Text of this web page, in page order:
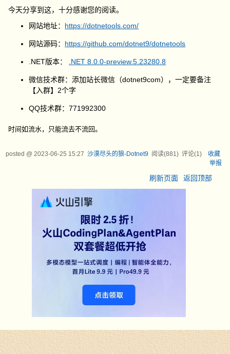
今天分享到这，十分感谢您的阅读。
网站地址： https://dotnetools.com/
网站源码： https://github.com/dotnet9/dotnetools
.NET版本： .NET 8.0.0-preview.5.23280.8
微信技术群：添加站长微信（dotnet9com），一定要备注
【入群】2个字
QQ技术群：771992300
时间如流水，只能流去不流回。
posted @ 2023-06-25 15:27 沙漠尽头的狼-Dotnet9阅读(881) 评论(1) 收藏
举报
刷新页面 返回顶部